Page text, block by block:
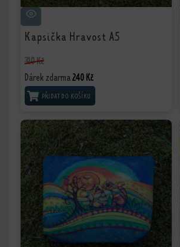
Kapsička Hravost A5
310Kč
Dárek zdarma240 Kč
PŘIDAT DO KOŠÍKU